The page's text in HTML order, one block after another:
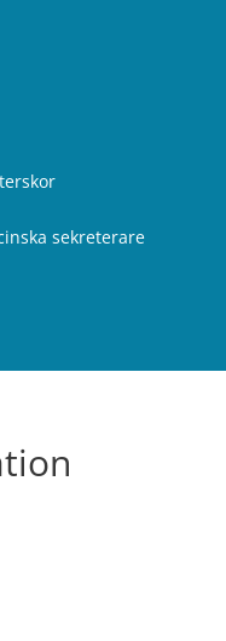
sekreterare